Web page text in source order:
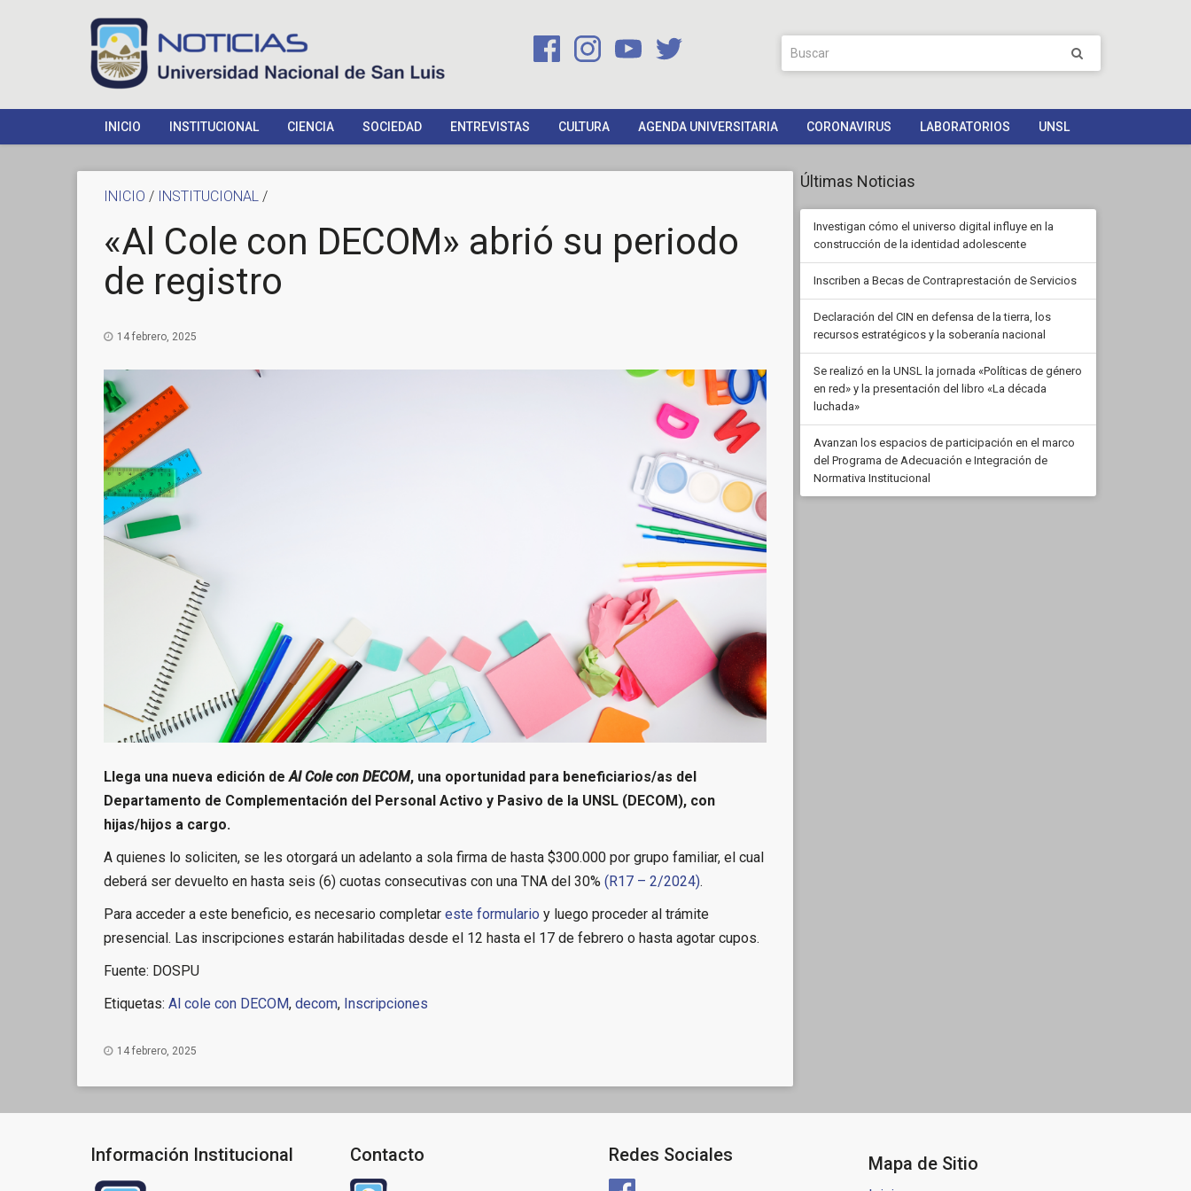
INICIO INSTITUCIONAL CIENCIA SOCIEDAD ENTREVISTAS CULTURA AGENDA UNIVERSITARIA CORONAVIRUS LABORATORIOS UNSL
INICIO / INSTITUCIONAL /
«Al Cole con DECOM» abrió su periodo
de registro
14 febrero, 2025
Llega una nueva edición deAl Cole con DECOM, una oportunidad para beneficiarios/as del
Departamento de Complementación del Personal Activo y Pasivo de la UNSL (DECOM), con
hijas/hijos a cargo.
A quienes lo soliciten, se les otorgará un adelanto a sola firma de hasta $300.000 por grupo familiar, el cual
deberá ser devuelto en hasta seis (6) cuotas consecutivas con una TNA del 30% (R17 – 2/2024).
Para acceder a este beneficio, es necesario completar este formulario y luego proceder al trámite
presencial. Las inscripciones estarán habilitadas desde el 12 hasta el 17 de febrero o hasta agotar cupos.
Fuente: DOSPU
Etiquetas: Al cole con DECOM, decom, Inscripciones
14 febrero, 2025
Últimas Noticias
Investigan cómo el universo digital influye en la
construcción de la identidad adolescente
Inscriben a Becas de Contraprestación de Servicios
Declaración del CIN en defensa de la tierra, los
recursos estratégicos y la soberanía nacional
Se realizó en la UNSL la jornada «Políticas de género
en red» y la presentación del libro «La década
luchada»
Avanzan los espacios de participación en el marco
del Programa de Adecuación e Integración de
Normativa Institucional
Información Institucional Contacto Redes Sociales Mapa de Sitio